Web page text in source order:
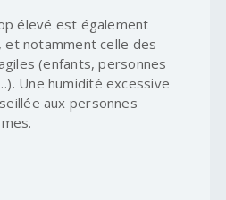
élevé est également
et notamment celle des
(enfants, personnes
Une humidité excessive
aux personnes